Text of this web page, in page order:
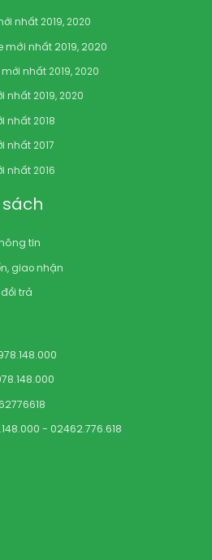
nhất 2019, 2020
mới nhất 2019, 2020
nhất 2019, 2020
nhất 2019, 2020
nhất 2018
nhất 2017
nhất 2016
sách
tin
giao nhận
trả
- 02462.776.618